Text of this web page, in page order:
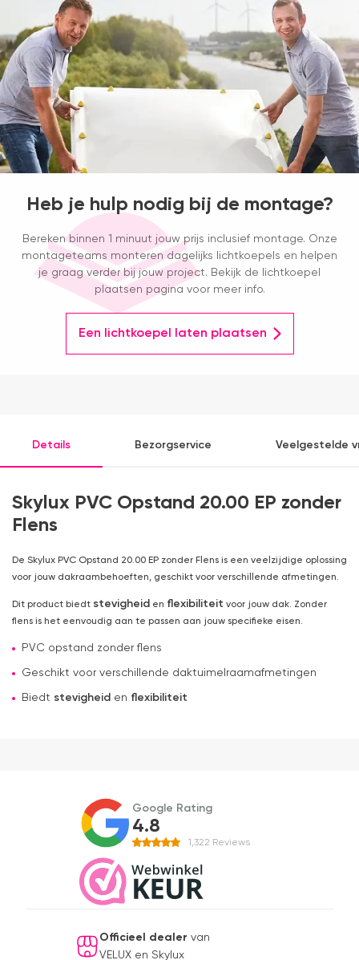
Heb je hulp nodig bij de montage?
Bereken binnen 1 minuut jouw prijs inclusief montage. Onze
montageteams monteren dagelijks lichtkoepels en helpen
je graag verder bij jouw project. Bekijk de lichtkoepel
plaatsen pagina voor meer info.
Een lichtkoepel laten plaatsen
Details Bezorgservice Veelgestelde
Skylux PVC Opstand 20.00 EP zonder
Flens
De Skylux PVC Opstand 20.00 EP zonder Flens is een veelzijdige oplossing
voor jouw dakraambehoeften, geschikt voor verschillende afmetingen.
Dit product biedt stevigheid en flexibiliteit voor jouw dak. Zonder
flens is het eenvoudig aan te passen aan jouw specifieke eisen.
PVC opstand zonder flens
Geschikt voor verschillende daktuimelraamafmetingen
Biedt stevigheid en flexibiliteit
Google Rating
4.8
1,322 Reviews
Officieel dealer van
VELUX en Skylux